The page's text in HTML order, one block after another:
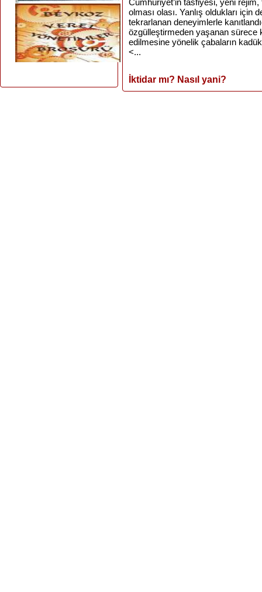
Cumhuriyet’in tasfiyesi, yeni
olması olası. Yanlış oldukları için
tekrarlanan deneyimlerle
özgülleştirmeden yaşanan sürece
edilmesine yönelik çabaların
<...
İktidar mı? Nasıl yani?